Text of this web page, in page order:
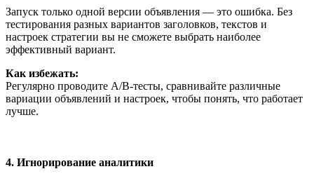
Запуск только одной версии объявления — это ошибка. Без
тестирования разных вариантов заголовков, текстов и
настроек стратегии вы не сможете выбрать наиболее
эффективный вариант.
Как избежать:
Регулярно проводите A/B-тесты, сравнивайте различные
вариации объявлений и настроек, чтобы понять, что работает
лучше.
4. Игнорирование аналитики